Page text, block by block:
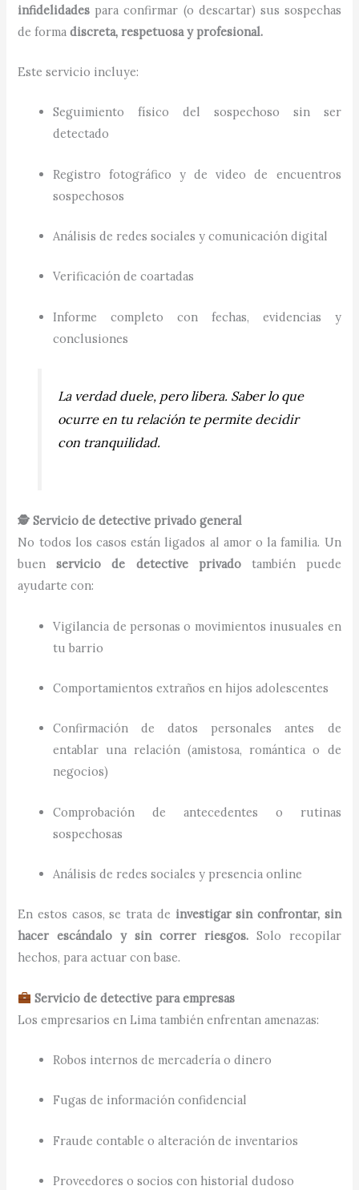
infidelidades para confirmar (o descartar) sus sospechas
de formadiscreta, respetuosa y profesional.
Este servicio incluye:
Seguimiento físico del sospechoso sin ser
detectado
Registro fotográfico y de video de encuentros
sospechosos
Análisis de redes sociales y comunicación digital
Verificación de coartadas
Informe completo con fechas, evidencias y
conclusiones
La verdad duele, pero libera. Saber lo que
ocurre en tu relación te permite decidir
con tranquilidad.
🕵️ Servicio de detective privado general
No todos los casos están ligados al amor o la familia. Un
buenservicio de detective privadotambién puede
ayudarte con:
Vigilancia de personas o movimientos inusuales en
tu barrio
Comportamientos extraños en hijos adolescentes
Confirmación de datos personales antes de
entablar una relación (amistosa, romántica o de
negocios)
Comprobación de antecedentes o rutinas
sospechosas
Análisis de redes sociales y presencia online
En estos casos, se trata de investigar sin confrontar, sin
hacer escándalo y sin correr riesgos.Solo recopilar
hechos, para actuar con base.
Servicio de detective para empresas
Los empresarios en Lima también enfrentan amenazas:
Robos internos de mercadería o dinero
Fugas de información confidencial
Fraude contable o alteración de inventarios
Proveedores o socios con historial dudoso